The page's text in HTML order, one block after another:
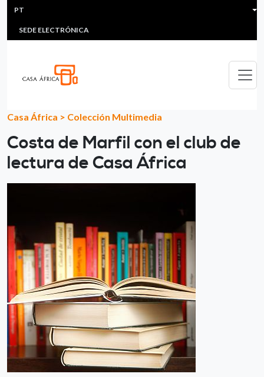
Passar para o conteúdo principal
HEADER MENU
MULTIMEDIA
SEDE ELECTRÓNICA
PT
Casa África > Colección Multimedia
Costa de Marfil con el club de
lectura de Casa África